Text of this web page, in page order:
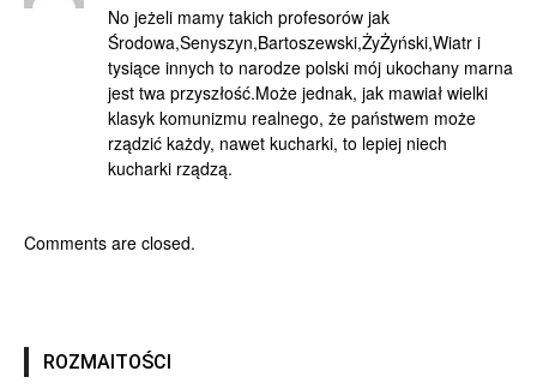
No jeżeli mamy takich profesorów jak
Środowa,Senyszyn,Bartoszewski,ŻyŻyński,Wiatr i
tysiące innych to narodze polski mój ukochany marna
jest twa przyszłość.Może jednak, jak mawiał wielki
klasyk komunizmu realnego, że państwem może
rządzić każdy, nawet kucharki, to lepiej niech
kucharki rządzą.
Comments are closed.
ROZMAITOŚCI